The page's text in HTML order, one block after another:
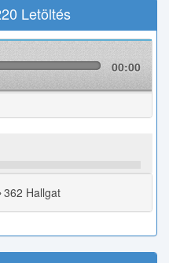
Letöltés
00:00
362 Hallgat